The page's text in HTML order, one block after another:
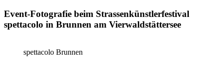
Event-Fotografie beim Strassenkünstlerfestival
spettacolo in Brunnen am Vierwaldstättersee
spettacolo Brunnen